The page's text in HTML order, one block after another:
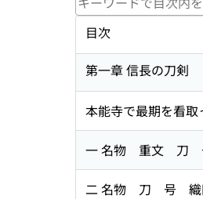
目次
第一章 信長の刀剣
本能寺で最期を看取
一 名物 重文 刀 号
二 名物 刀 号 織